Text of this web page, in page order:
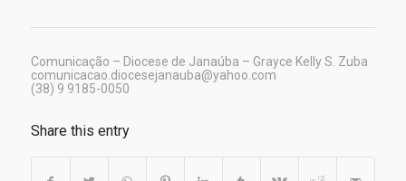
Comunicação – Diocese de Janaúba – Grayce Kelly S. Zuba
comunicacao.diocesejanauba@yahoo.com
(38) 9 9185-0050
Share this entry